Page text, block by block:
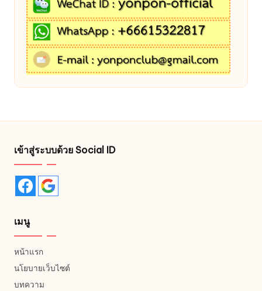
เข้าสู่ระบบด้วย Social ID
เมนู
หน้าแรก
นโยบายเว็บไซต์
บทความ